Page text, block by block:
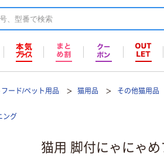
ード/ペット用品 猫用品 その他猫用品
ング
猫用 脚付にゃにゃ